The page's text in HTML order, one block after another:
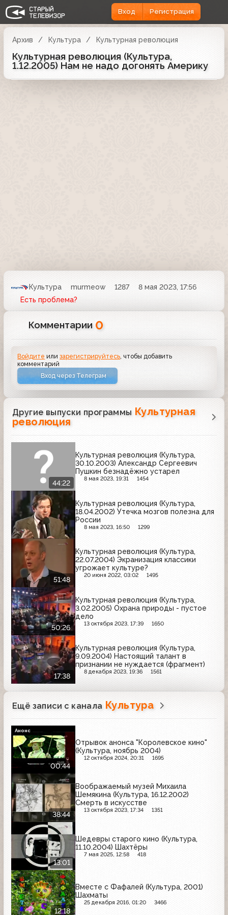
Вход Регистрация
Архив Культура Культурная революция
Культурная революция (Культура,
1.12.2005) Нам не надо догонять Америку
Культура murmeow 1287
8 мая 2023, 17:56
Есть проблема?
Комментарии 0
Войдите илизарегистрируйтесь , чтобы добавить
комментарий
Вход через Телеграм
Другие выпуски программы Культурная
революция
44:22
Культурная революция (Культура,
30.10.2003) Александр Сергеевич
Пушкин безнадёжно устарел
8 мая 2023, 19:31 1454
Культурная революция (Культура,
18.04.2002) Утечка мозгов полезна для
России
8 мая 2023, 16:50 1299
51:48
Культурная революция (Культура,
22.07.2004) Экранизация классики
угрожает культуре?
20 июня 2022, 03:02 1495
50:26
Культурная революция (Культура,
3.02.2005) Охрана природы - пустое
дело
13 октября 2023, 17:39 1650
17:38
Культурная революция (Культура,
9.09.2004) Настоящий талант в
признании не нуждается (фрагмент)
8 декабря 2023, 19:36 1561
Ещё записи с канала Культура
00:44
Отрывок анонса "Королевское кино"
(Культура, ноябрь 2004)
12 октября 2024, 20:31 1695
Анонс
38:44
Воображаемый музей Михаила
Шемякина (Культура, 16.12.2002)
Смерть в искусстве
13 октября 2023, 17:34 1351
13:01
Шедевры старого кино (Культура,
11.10.2004) Шахтёры
7 мая 2025, 12:58 418
12:18
Вместе с Фафалей (Культура, 2001)
Шахматы
25 декабря 2016, 01:20 3466